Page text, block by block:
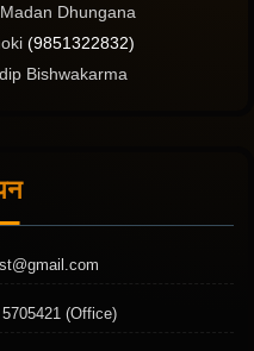
Madan Dhungana
(9851322832)
Bishwakarma
(Office)